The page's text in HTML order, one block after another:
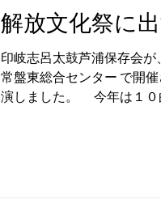
解放文化祭に出
印岐志呂太鼓芦浦保存会が
常盤東総合センター で開
演しました。 今年は１０